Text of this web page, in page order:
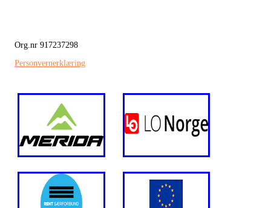
Org.nr 917237298
Personvernerklæring